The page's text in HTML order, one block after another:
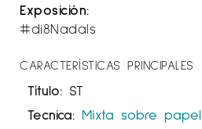
Exposición:
#di8Nadals
CARACTERÍSTICAS PRINCIPALES
Título: ST
Tecnica: Mixta sobre papel